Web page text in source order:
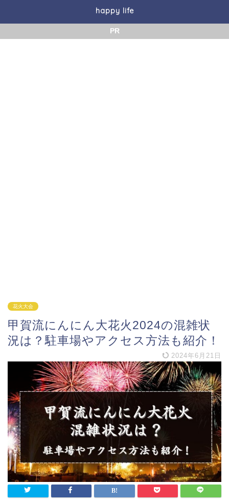
happy life
PR
花火大会
甲賀流にんにん大花火2024の混雑状
況は？駐車場やアクセス方法も紹介！
2024年6月21日